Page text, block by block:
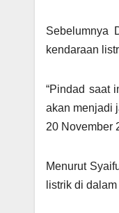
Sebelumnya
kendaraan
“Pindad saat
akan menjadi
20 November
Menurut
listrik di